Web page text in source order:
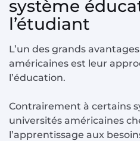
système
l’étudiant
L’un des grands
américaines est leur
l’éducation.
Contrairement à certains
universités américaines
l’apprentissage aux